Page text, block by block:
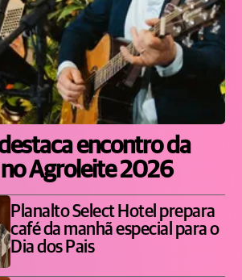
encontro da
no Agroleite 2026
Planalto Select Hotel prepara
café da manhã especial para o
Dia dos Pais